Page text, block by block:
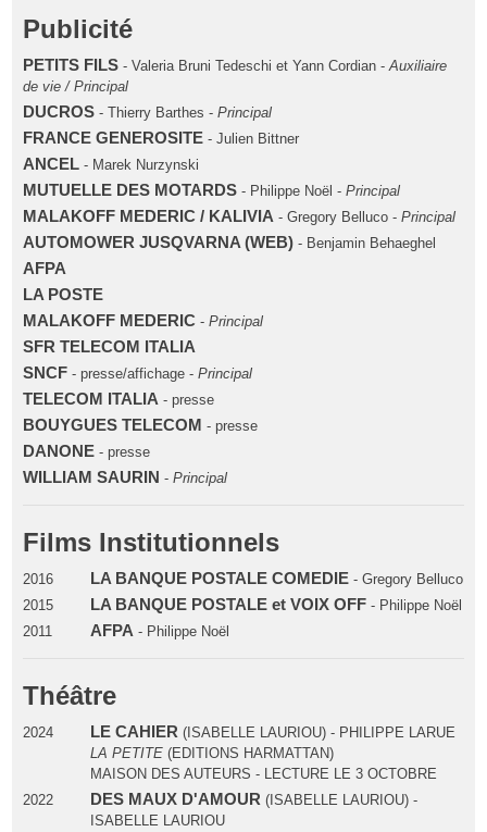
Publicité
PETITS FILS- Valeria Bruni Tedeschi et Yann Cordian -Auxiliaire
de vie / Principal
DUCROS - Thierry Barthes -Principal
FRANCE GENEROSITE - Julien Bittner
ANCEL - Marek Nurzynski
MUTUELLE DES MOTARDS - Philippe Noël -Principal
MALAKOFF MEDERIC / KALIVIA - Gregory Belluco -Principal
AUTOMOWER JUSQVARNA (WEB) - Benjamin Behaeghel
AFPA
LA POSTE
MALAKOFF MEDERIC -Principal
SFR TELECOM ITALIA
SNCF - presse/affichage -Principal
TELECOM ITALIA - presse
BOUYGUES TELECOM - presse
DANONE- presse
WILLIAM SAURIN-Principal
Films Institutionnels
2016 LA BANQUE POSTALE COMEDIE- Gregory Belluco
2015
LA BANQUE POSTALE et VOIX OFF- Philippe Noël
2011
AFPA- Philippe Noël
Théâtre
2024 LE CAHIER(ISABELLE LAURIOU) - PHILIPPE LARUE
LA PETITE(EDITIONS HARMATTAN)
MAISON DES AUTEURS - LECTURE LE 3 OCTOBRE
2022
DES MAUX D'AMOUR(ISABELLE LAURIOU) -
ISABELLE LAURIOU